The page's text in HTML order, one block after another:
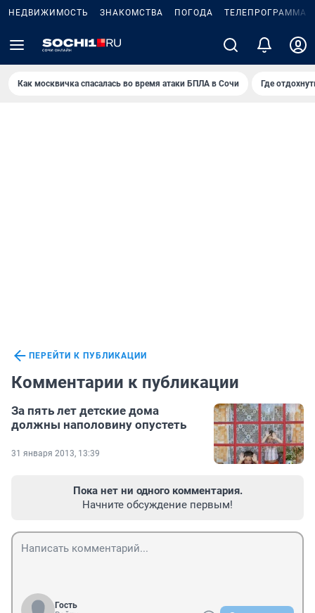
НЕДВИЖИМОСТЬ ЗНАКОМСТВА ПОГОДА ТЕЛЕПРОГРАММА
Как москвичка спасалась во время атаки БПЛА в Сочи Где
ПЕРЕЙТИ К ПУБЛИКАЦИИ
Комментарии к публикации
За пять лет детские дома
должны наполовину опустеть
31 января 2013, 13:39
Пока нет ни одного комментария.
Начните обсуждение первым!
Гость